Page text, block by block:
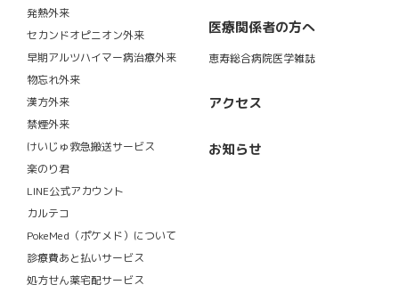
発熱外来
セカンドオピニオン外来
早期アルツハイマー病治療外来
物忘れ外来
漢方外来
禁煙外来
けいじゅ救急搬送サービス
楽のり君
LINE公式アカウント
カルテコ
PokeMed（ポケメド）について
診療費あと払いサービス
処方せん薬宅配サービス
医療関係者の方へ
恵寿総合病院医学雑誌
アクセス
お知らせ